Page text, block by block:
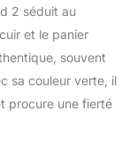
ranger
objets.
et le
RETRO :
2 séduit au
et le panier
souvent
sa couleur verte, il
procure une fierté